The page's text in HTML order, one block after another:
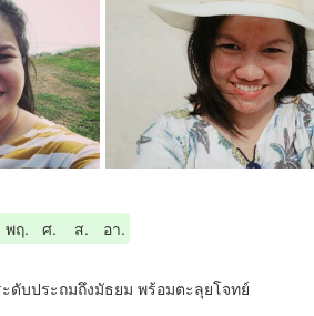
พฤ. ศ. ส.
อา.
บประถมถึงมัธยม พร้อมตะลุยโจทย์